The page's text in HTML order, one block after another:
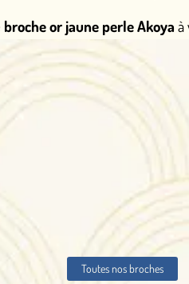
Akoyaà votre collection et
Broches Antiques
& Art Deco
broches